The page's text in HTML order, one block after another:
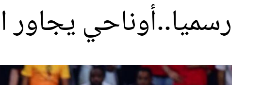
رسميا..أوناحي يجاور